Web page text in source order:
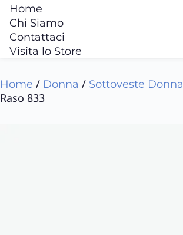
Home
Chi Siamo
Contattaci
Visita lo Store
Home / Donna / Sottoveste Donna
Raso 833